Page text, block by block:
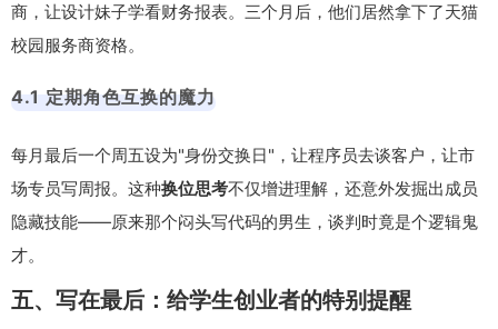
商，让设计妹子学看财务报表。三个月后，他们居然拿下了天猫
校园服务商资格。
4.1 定期角色互换的魔力
每月最后一个周五设为"身份交换日"，让程序员去谈客户，让市
场专员写周报。这种换位思考不仅增进理解，还意外发掘出成员
隐藏技能——原来那个闷头写代码的男生，谈判时竟是个逻辑鬼
才。
五、写在最后：给学生创业者的特别提醒